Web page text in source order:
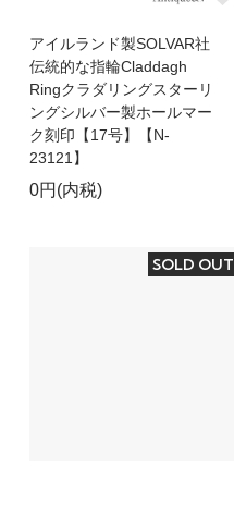
アイルランド製SOLVAR社
伝統的な指輪Claddagh
Ringクラダリングスターリ
ングシルバー製ホールマー
ク刻印【17号】【N-
23121】
0円(内税)
SOLD OUT